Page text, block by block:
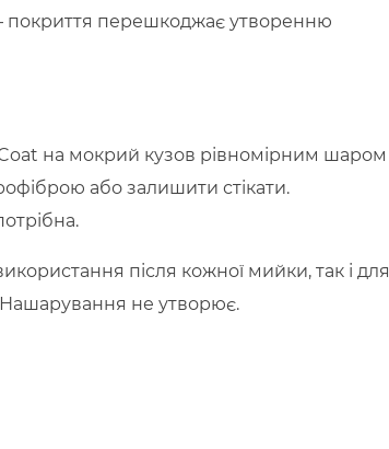
покриття перешкоджає утворенню
на мокрий кузов рівномірним шаром
або залишити стікати.
після кожної мийки, так і для
Нашарування не утворює.